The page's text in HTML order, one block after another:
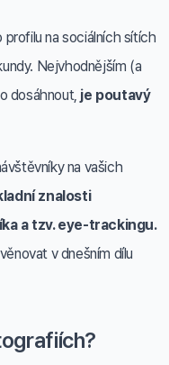
na sociálních sítích
Nejvhodnějším (a
dosáhnout, je poutavý
na vašich
znalosti
a tzv. eye-trackingu.
v dnešním dílu